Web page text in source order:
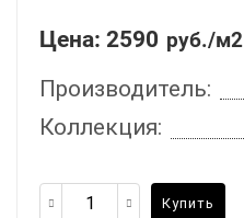
Цена: 2590 руб./м2
Производитель:
Коллекция:
Купить